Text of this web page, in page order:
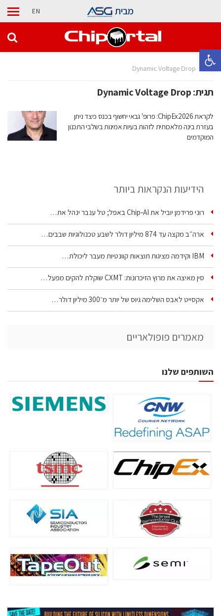
פתח סרגל נגישות
מבית EN
בית Dynamic Voltage Drop
תגית:Dynamic Voltage Drop
לקראת ChipEx2026: פרופ' גבאי יחשוף בכנס כיצד ניתן
בעזרת בינה מלאכותית לזהות בעיות אמינות בשלבי התכנון
המוקדמים
הידיעות הנקראות ביותר
רוני פרידמן יוביל את Chip‑AI באפל; טל ענבר ינהל את…
ארה״ב מקצה עד 874 מיליון דולר לשבע טכנולוגיות שבבים…
IBM וקידמה מציגות תוצאות קוונטיות מעבר ליכולת…
סין מאיצה את מרוץ הזיכרונות: CXMT שוקלת להקים מפעל…
אקסייט לאבס השלימה גיוס של יותר מ־300 מיליון דולר…
מאמרים פופולאריים
השותפים שלנו